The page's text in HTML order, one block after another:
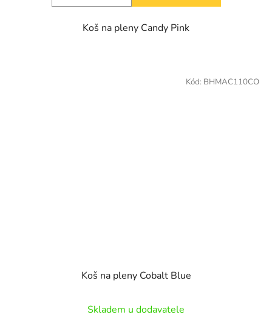
Koš na pleny Candy Pink
Koš na pleny Cobalt Blue
Skladem u dodavatele
Kód: BHMAC110CO